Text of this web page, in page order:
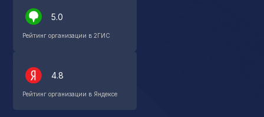
5.0
Рейтинг организации в 2ГИС
4.8
Рейтинг организации в Яндексе